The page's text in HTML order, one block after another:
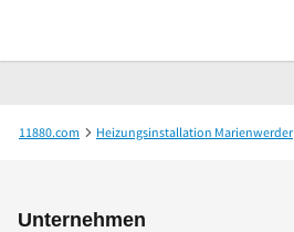
11880.com Heizungsinstallation Marienwerder
Unternehmen